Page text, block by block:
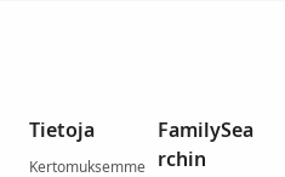
Tietoja
Kertomuksemme
FamilySea
rchin